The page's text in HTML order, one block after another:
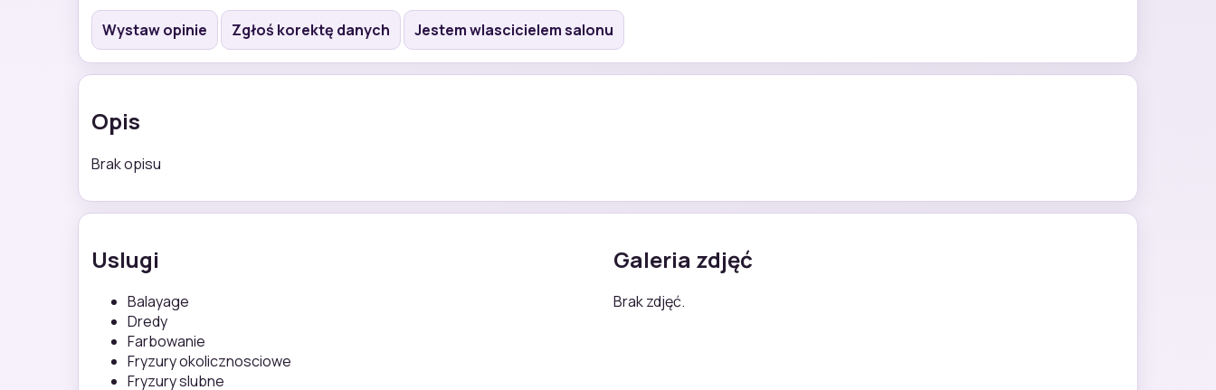
Wystaw opinie Zgłoś korektę danych Jestem wlascicielem salonu
Opis
Brak opisu
Uslugi
Balayage
Dredy
Farbowanie
Fryzury okolicznosciowe
Fryzury slubne
Galeria zdjęć
Brak zdjęć.